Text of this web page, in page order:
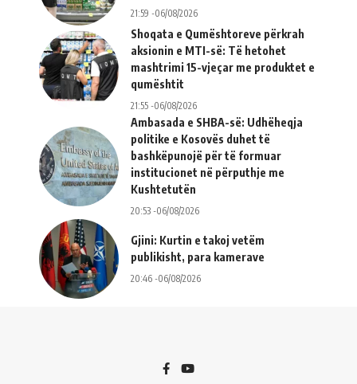
21:59 -06/08/2026
Shoqata e Qumështoreve përkrah
aksionin e MTI-së: Të hetohet
mashtrimi 15-vjeçar me produktet e
qumështit
21:55 -06/08/2026
Ambasada e SHBA-së: Udhëheqja
politike e Kosovës duhet të
bashkëpunojë për të formuar
institucionet në përputhje me
Kushtetutën
20:53 -06/08/2026
Gjini: Kurtin e takoj vetëm
publikisht, para kamerave
20:46 -06/08/2026